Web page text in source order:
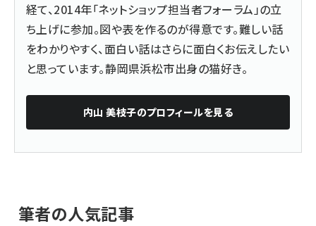
経て、2014年「ネットショップ担当者フォーラム」の立
ち上げに参加。図や表を作るのが得意です。難しい話
をわかりやすく、面白い話はさらに面白くお伝えしたい
と思っています。静岡県浜松市出身の猫好き。
内山 美枝子のプロフィールを見る
筆者の人気記事